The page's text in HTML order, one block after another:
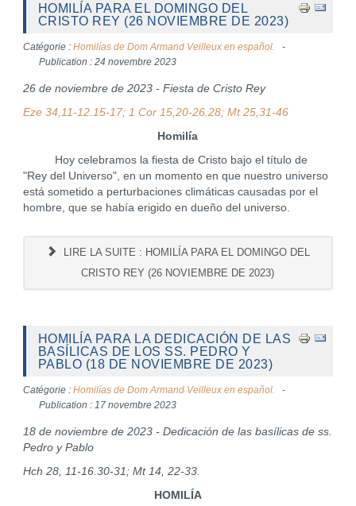
HOMILÍA PARA EL DOMINGO DEL
CRISTO REY (26 NOVIEMBRE DE 2023)
Catégorie : Homilías de Dom Armand Veilleux en español.
Publication : 24 novembre 2023
26 de noviembre de 2023 - Fiesta de Cristo Rey
Eze 34,11-12.15-17; 1 Cor 15,20-26.28; Mt 25,31-46
Homilía
Hoy celebramos la fiesta de Cristo bajo el título de
"Rey del Universo", en un momento en que nuestro universo
está sometido a perturbaciones climáticas causadas por el
hombre, que se había erigido en dueño del universo.
LIRE LA SUITE : HOMILÍA PARA EL DOMINGO DEL
CRISTO REY (26 NOVIEMBRE DE 2023)
HOMILÍA PARA LA DEDICACIÓN DE LAS
BASÍLICAS DE LOS SS. PEDRO Y
PABLO (18 DE NOVIEMBRE DE 2023)
Catégorie : Homilías de Dom Armand Veilleux en español.
Publication : 17 novembre 2023
18 de noviembre de 2023 - Dedicación de las basílicas de ss.
Pedro y Pablo
Hch 28, 11-16.30-31; Mt 14, 22-33.
HOMILÍA